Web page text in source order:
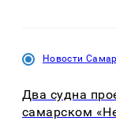
Новости
Два судна
самарском